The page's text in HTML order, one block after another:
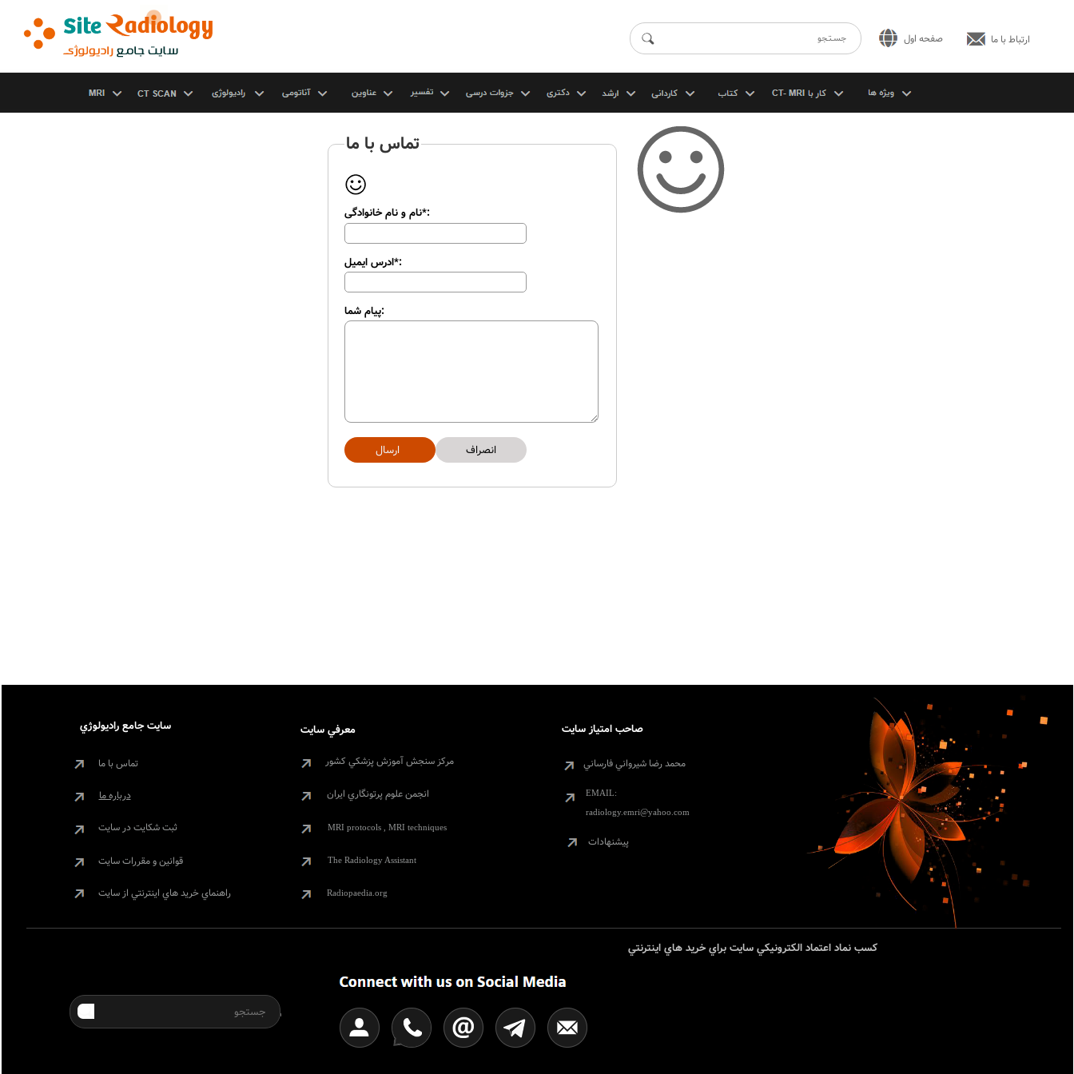
ارتباط با ما
تماس با ما
ثبت شکايت در سايت
قوانين و مقررات سايت
راهنماي خريد هاي اينترنتي از سايت
سايت جامع راديولوژي
پيشنهادات
معرفي سايت
مرکز سنجش آموزش پزشکي کشور
انجمن علوم پرتونگاري ايران
صاحب امتياز سايت
محمد رضا شيرواني فارساني
EMAIL:
radiology.emri@yahoo.com
درباره ما
کسب نماد اعتماد الکترونيکي سايت براي خريد هاي اينترنتي
MRI protocols , MRI techniques
The Radiology Assistant
Radiopaedia.org
صفحه اول